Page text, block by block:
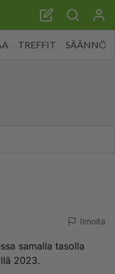
TREFFIT SÄÄNNÖT
Ilmoita
samalla tasolla
2023.